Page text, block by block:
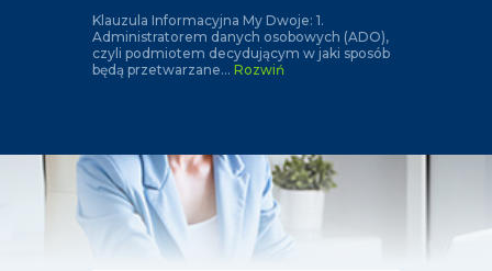
Klauzula Informacyjna My Dwoje: 1.
Administratorem danych osobowych (ADO),
czyli podmiotem decydującym w jaki sposób
będą przetwarzane... Rozwiń